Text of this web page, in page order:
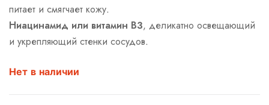
питает и смягчает кожу.
Ниацинамид или витамин В3, деликатно освещающий
и укрепляющий стенки сосудов.
Нет в наличии